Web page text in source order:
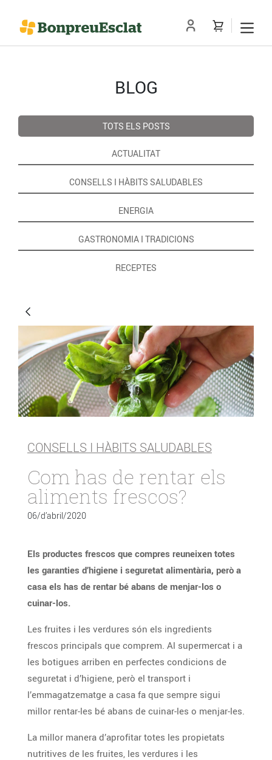
BLOG
TOTS ELS POSTS
ACTUALITAT
CONSELLS I HÀBITS SALUDABLES
ENERGIA
GASTRONOMIA I TRADICIONS
RECEPTES
CONSELLS I HÀBITS SALUDABLES
Com has de rentar els
aliments frescos?
06/d’abril/2020
Els productes frescos que compres reuneixen totes
les garanties d’higiene i seguretat alimentària, però a
casa els has de rentar bé abans de menjar-los o
cuinar-los.
Les fruites i les verdures són els ingredients
frescos principals que comprem. Al supermercat i a
les botigues arriben en perfectes condicions de
seguretat i d’higiene, però el transport i
l’emmagatzematge a casa fa que sempre sigui
millor rentar-les bé abans de cuinar-les o menjar-les.
La millor manera d’aprofitar totes les propietats
nutritives de les fruites, les verdures i les